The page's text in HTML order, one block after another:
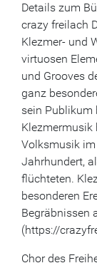
Details zum
crazy freilach
Klezmer- und
virtuosen
und Grooves
ganz
sein Publikum
Klezmermusik
Volksmusik
Jahrhundert,
flüchteten.
besonderen
Begräbnissen
(https://
Chor des